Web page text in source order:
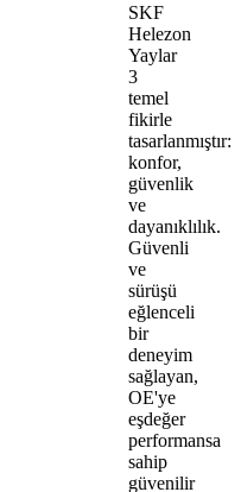
SKF
Helezon
Yaylar
3
temel
fikirle
tasarlanmıştır:
konfor,
güvenlik
ve
dayanıklılık.
Güvenli
ve
sürüşü
eğlenceli
bir
deneyim
sağlayan,
OE'ye
eşdeğer
performansa
sahip
güvenilir